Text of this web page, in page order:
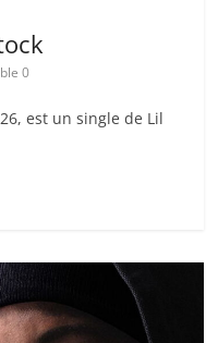
0
est un single de Lil